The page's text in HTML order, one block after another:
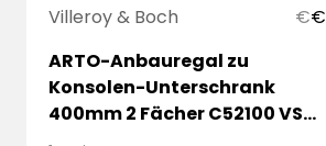
Villeroy & Boch €€
ARTO-Anbauregal zu
Konsolen-Unterschrank
400mm 2 Fächer C52100 VS
White